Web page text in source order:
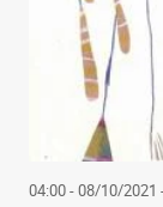
04:00 - 08/10/2021